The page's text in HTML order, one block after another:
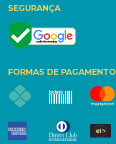
SEGURANÇA
FORMAS DE PAGAMENTO